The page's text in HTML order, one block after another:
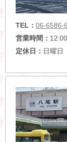
TEL： 06-6586-
営業時間：
定休日： 日曜日